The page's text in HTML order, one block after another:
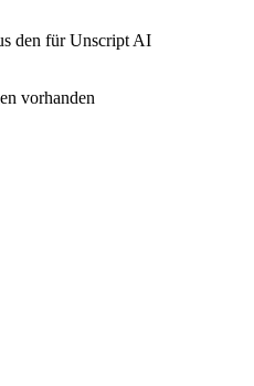
den für Unscript AI
vorhanden